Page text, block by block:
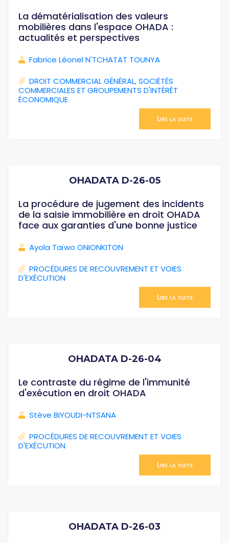
La dématérialisation des valeurs
mobilières dans l'espace OHADA :
actualités et perspectives
Fabrice Léonel N'TCHATAT TOUNYA
DROIT COMMERCIAL GÉNÉRAL,SOCIÉTÉS
COMMERCIALES ET GROUPEMENTS D'INTÉRÊT
ÉCONOMIQUE
Lire la suite
OHADATA D-26-05
La procédure de jugement des incidents
de la saisie immobilière en droit OHADA
face aux garanties d'une bonne justice
Ayola Taïwo ONIONKITON
PROCÉDURES DE RECOUVREMENT ET VOIES
D'EXÉCUTION
Lire la suite
OHADATA D-26-04
Le contraste du régime de l'immunité
d'exécution en droit OHADA
Stève BIYOUDI-NTSANA
PROCÉDURES DE RECOUVREMENT ET VOIES
D'EXÉCUTION
Lire la suite
OHADATA D-26-03